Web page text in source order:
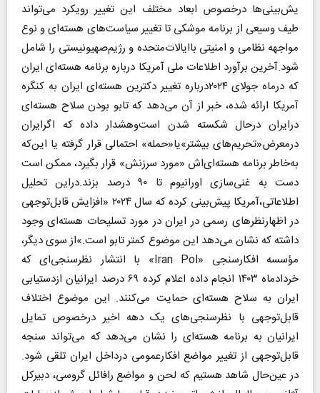
یش‌بینی‌ها درخصوص ابعاد مختلف این تغییر رویکرد می‌تواند
طیف وسیعی از برنامه موشکی تا تغییر سیاست‌های هسته‌ای و نوع
مواجهه نظامی و امنیتی باایالات‌متحده و رژیم‌صهیونیستی را شامل
شود.آخرین برآورد اطلاعات ملی آمریکا درباره برنامه هسته‌ای ایران
که درماه جولای ۲۰۲۴درباره تغییر دکترین هسته‌ای ایران به کنگره
آمریکا ارائه شده، خبر از آن می‌دهد که تابو بودن سلاح هسته‌ای
درایران درحال شکسته شدن است‌وهشدار داده که اگرایران
درمعرض«تحریم‌های بیشتر»یا«حمله» احتمالی قرار گرفته یا این‌که
به‌خاطر برنامه هسته‌ای‌اش «مورد سرزنش» قرار بگیرد، ممکن است
دست به غنی‌سازی اورانیوم تا ۹۰ درصد بزند.دراین تحلیل
اطلاعاتی،آمریکا پیش‌بینی کرده که سال ۲۰۲۴ «افزایش قابل‌توجهی
در اظهارنظرهای رسمی در ایران در مورد تسلیحات هسته‌ای وجود
داشته که نشان می‌دهد این موضوع کمتر تابو است.»از سوی دیگر،
مؤسسه افکارسنجی «Iran Pol» با انتشار نظرسنجی‌ای که
خردادماه ۱۴۰۳ انجام داده اعلام کرده ۶۹ درصد ایرانیان ازدستیابی
ایران به سلاح هسته‌ای حمایت می‌کنند. این موضوع اختلاف
قابل‌توجهی با نظرسنجی‌های یک دهه اخیر درخصوص تمایل
ایرانیان به برنامه هسته‌ای را نشان می‌دهد که می‌تواند سنجه
قابل‌توجهی از تغییر مواضع افکار‌عمومی درداخل ایران تلقی شود.
در عین‌حال شاهد هستیم که لحن و مواضع رافائل گروسی، دبیرکل